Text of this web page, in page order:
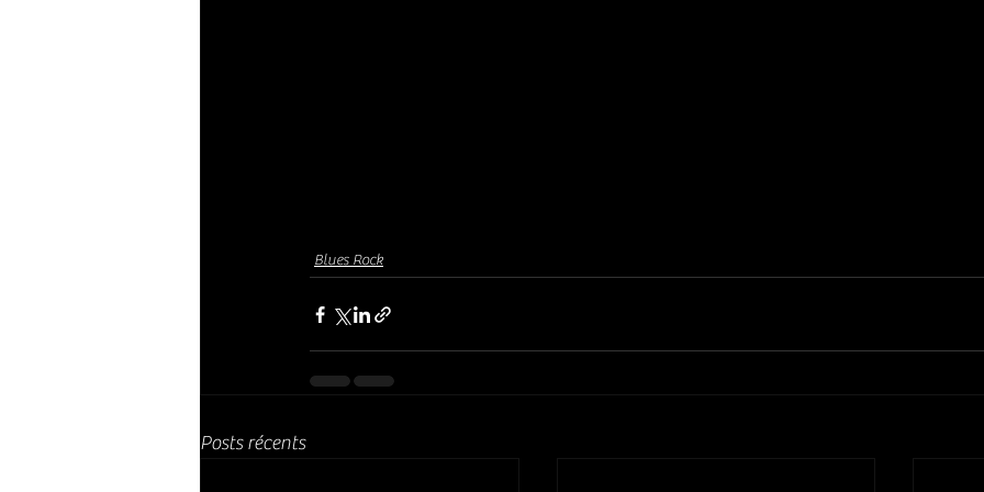
Blues Rock
Posts récents